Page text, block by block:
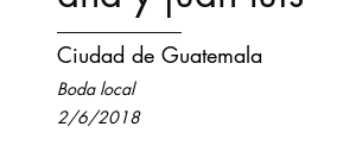
Ciudad de Guatemala
Boda local
2/6/2018